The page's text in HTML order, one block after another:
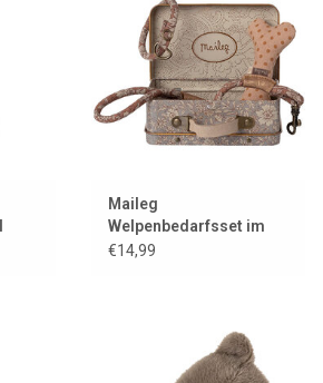
Maileg
Welpenbedarfsset im
Metallkoffer
€14,99